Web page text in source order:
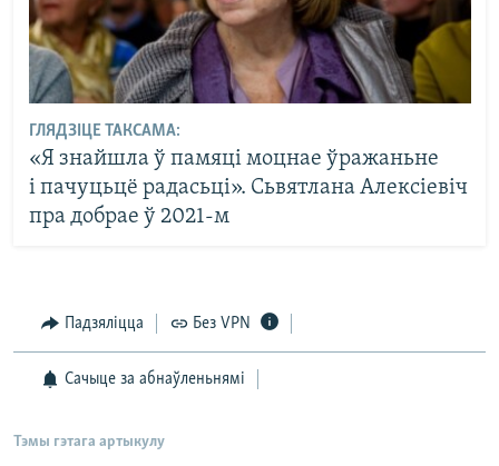
ГЛЯДЗІЦЕ ТАКСАМА:
«Я знайшла ў памяці моцнае ўражаньне
і пачуцьцё радасьці». Сьвятлана Алексіевіч
пра добрае ў 2021-м
Падзяліцца Без VPN
Сачыце за абнаўленьнямі
Тэмы гэтага артыкулу